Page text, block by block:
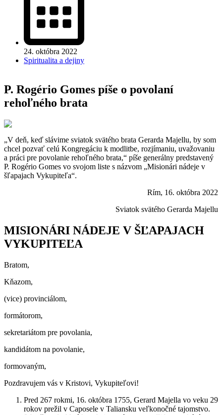
24. októbra 2022
Spiritualita a dejiny
P. Rogério Gomes píše o povolaní
rehoľného brata
„V deň, keď slávime sviatok svätého brata Gerarda Majellu, by som
chcel pozvať celú Kongregáciu k modlitbe, rozjímaniu, uvažovaniu
a práci pre povolanie rehoľného brata,“ píše generálny predstavený
P. Rogério Gomes vo svojom liste s názvom „Misionári nádeje v
šľapajach Vykupiteľa“.
Rím, 16. októbra 2022
Sviatok svätého Gerarda Majellu
MISIONÁRI NÁDEJE V ŠĽAPAJACH
VYKUPITEĽA
Bratom,
Kňazom,
(vice) provinciálom,
formátorom,
sekretariátom pre povolania,
kandidátom na povolanie,
formovaným,
Pozdravujem vás v Kristovi, Vykupiteľovi!
Pred 267 rokmi, 16. októbra 1755, Gerard Majella vo veku 29
rokov prežil v Caposele v Taliansku veľkonočné tajomstvo.